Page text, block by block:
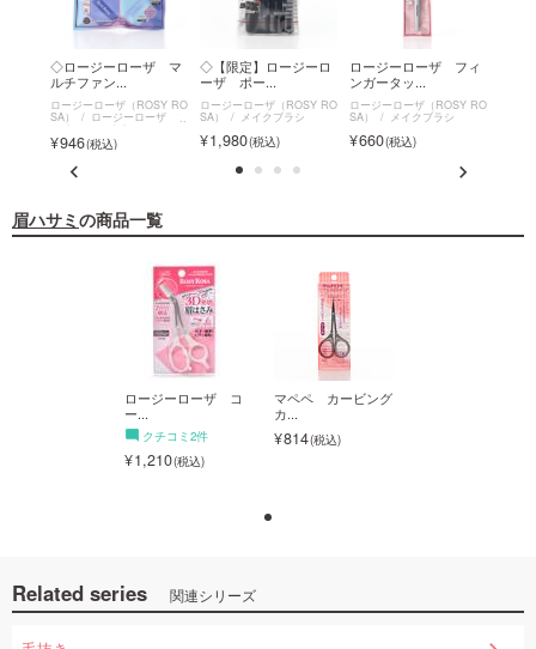
◇ロージーローザ マ
ルチファン...
ロージーローザ（ROSY RO
SA） ロージーローザ マ
ルチファンデパフ
946
◇【限定】ロージーロ
ーザ ポー...
ロージーローザ（ROSY RO
SA） メイクブラシ
1,980
ロージーローザ フィ
ンガータッ...
ロージーローザ（ROSY RO
SA） メイクブラシ
660
眉ハサミの商品一覧
ロージーローザ コ
ー...
クチコミ2件
1,210
マペペ カービング
カ...
814
Related series 関連シリーズ